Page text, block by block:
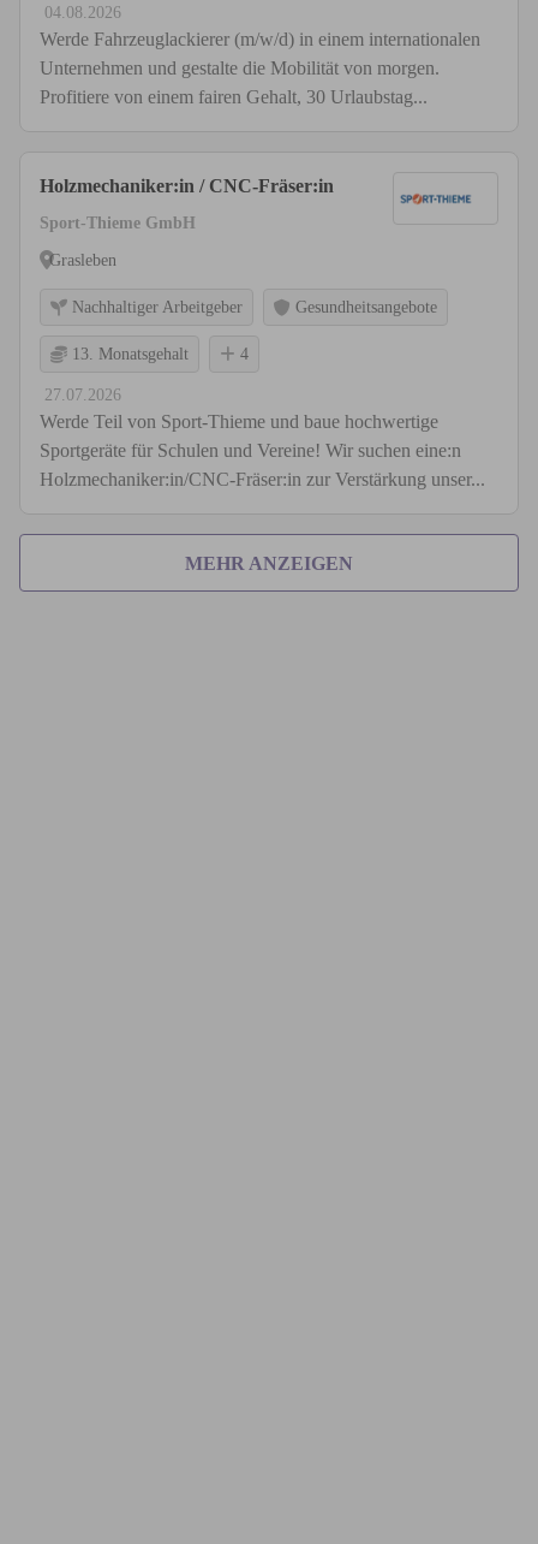
04.08.2026
Werde Fahrzeuglackierer (m/w/d) in einem internationalen
Unternehmen und gestalte die Mobilität von morgen.
Profitiere von einem fairen Gehalt, 30 Urlaubstag...
Holzmechaniker:in / CNC-Fräser:in
Sport-Thieme GmbH
Grasleben
Nachhaltiger Arbeitgeber Gesundheitsangebote
13. Monatsgehalt 4
27.07.2026
Werde Teil von Sport-Thieme und baue hochwertige
Sportgeräte für Schulen und Vereine! Wir suchen eine:n
Holzmechaniker:in/CNC-Fräser:in zur Verstärkung unser...
MEHR ANZEIGEN